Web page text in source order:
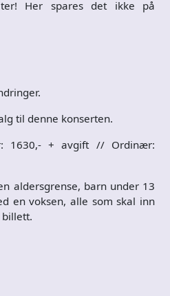
Her spares det ikke på
til denne konserten.
1630,- + avgift // Ordinær:
aldersgrense, barn under 13
en voksen, alle som skal inn